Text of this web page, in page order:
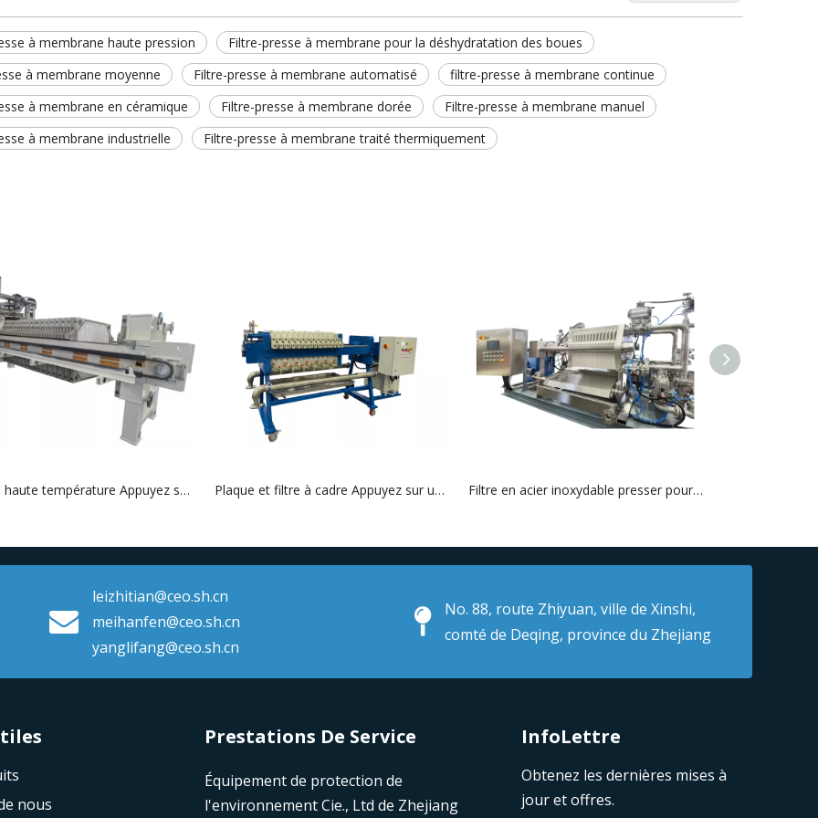
à membrane haute pression
Filtre-presse à membrane pour la déshydratation des boues
à membrane moyenne
Filtre-presse à membrane automatisé
filtre-presse à membrane continue
à membrane en céramique
Filtre-presse à membrane dorée
Filtre-presse à membrane manuel
à membrane industrielle
Filtre-presse à membrane traité thermiquement
Filtre à haute température Appuyez sur le dispositif de traction automatique et le système de lavage Plaque et filtre à cadre Appuyez sur un décharge de filtrat ouvert Filtre en acier inoxydable presser pour filtration du métal précieux
leizhitian@ceo.sh.cn
meihanfen@ceo.sh.cn
yanglifang@ceo.sh.cn
No. 88, route Zhiyuan, ville de Xinshi,
comté de Deqing, province du Zhejiang
nous
Prestations De Service
Équipement de protection de
l'environnement Cie., Ltd de Zhejiang
InfoLettre
Obtenez les dernières mises à
jour et offres.